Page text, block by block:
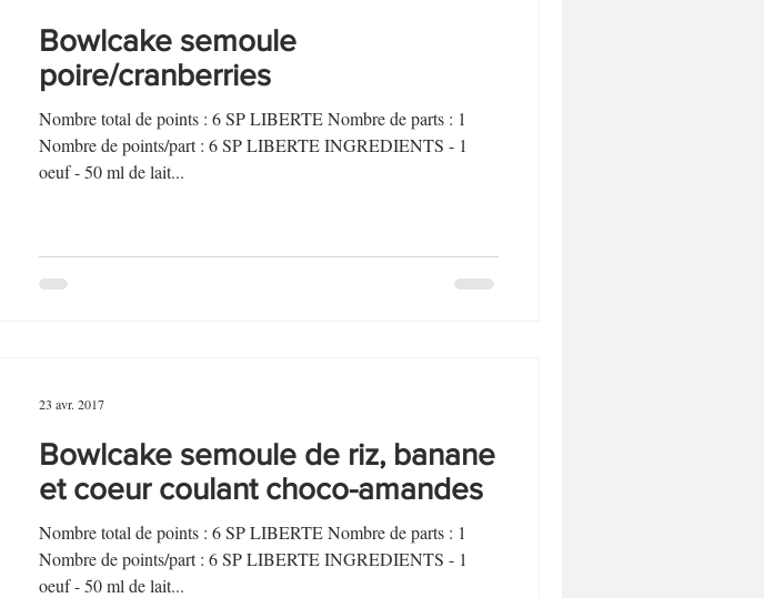
Bowlcake semoule
poire/cranberries
Nombre total de points : 6 SP LIBERTE Nombre de parts : 1
Nombre de points/part : 6 SP LIBERTE INGREDIENTS - 1
oeuf - 50 ml de lait...
Bowlcake semoule de riz, banane
et coeur coulant choco-amandes
Nombre total de points : 6 SP LIBERTE Nombre de parts : 1
Nombre de points/part : 6 SP LIBERTE INGREDIENTS - 1
oeuf - 50 ml de lait...
23 avr. 2017